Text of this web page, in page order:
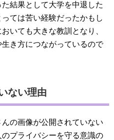
結果として大学を中退した
ては苦い経験だったかもし
いても大きな教訓となり、
き方につながっているので
ない理由
の画像が公開されていない
プライバシーを守る意識の